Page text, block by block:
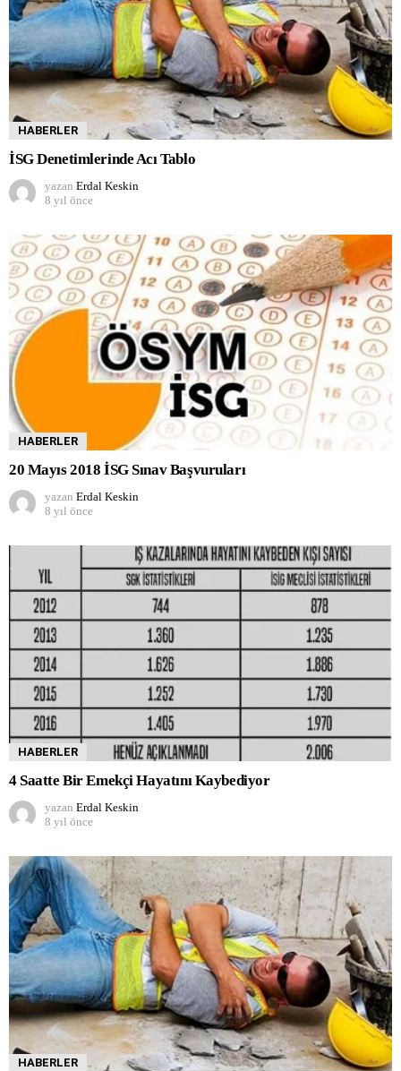
HABERLER
İSG Denetimlerinde Acı Tablo
yazan Erdal Keskin
8 yıl önce
HABERLER
20 Mayıs 2018 İSG Sınav Başvuruları
yazan Erdal Keskin
8 yıl önce
HABERLER
4 Saatte Bir Emekçi Hayatını Kaybediyor
yazan Erdal Keskin
8 yıl önce
HABERLER